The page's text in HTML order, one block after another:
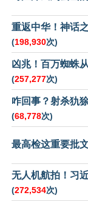
重返中华！神话
(198,930次)
凶兆！百万蜘蛛
(257,277次)
咋回事？射杀犰
(68,778次)
最高检这重要批
无人机航拍！习
(272,534次)